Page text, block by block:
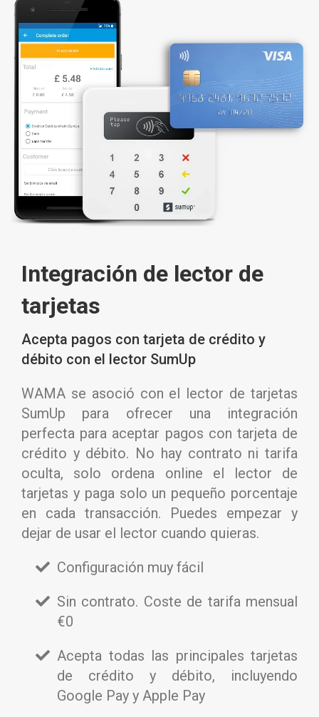
Integración de lector de
tarjetas
Acepta pagos con tarjeta de crédito y
débito con el lector SumUp
WAMA se asoció con el lector de tarjetas
SumUp para ofrecer una integración
perfecta para aceptar pagos con tarjeta de
crédito y débito. No hay contrato ni tarifa
oculta, solo ordena online el lector de
tarjetas y paga solo un pequeño porcentaje
en cada transacción. Puedes empezar y
dejar de usar el lector cuando quieras.
Configuración muy fácil
Sin contrato. Coste de tarifa mensual
€0
Acepta todas las principales tarjetas
de crédito y débito, incluyendo
Google Pay y Apple Pay